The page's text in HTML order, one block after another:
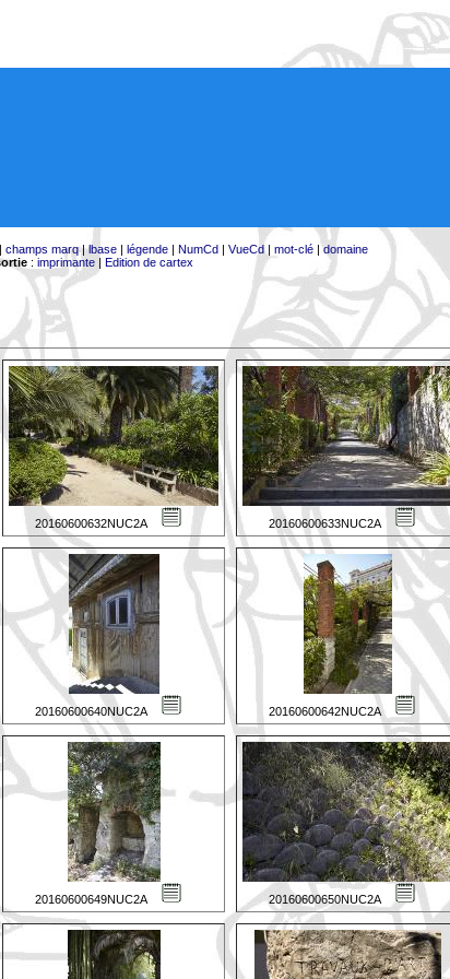
champs marq|lbase| légende| NumCd| VueCd| mot-clé|domaine
: imprimante| Edition de cartex
20160600632NUC2A 20160600633NUC2A
20160600640NUC2A 20160600642NUC2A
20160600649NUC2A 20160600650NUC2A